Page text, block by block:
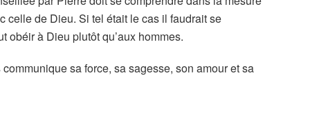
celle de Dieu. Si tel était le cas il faudrait se
obéir à Dieu plutôt qu’aux hommes.
sa force, sa sagesse, son amour et sa